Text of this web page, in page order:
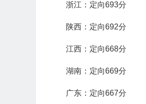
浙江：定向693分
陕西：定向692分
江西：定向668分
湖南：定向669分
广东：定向667分